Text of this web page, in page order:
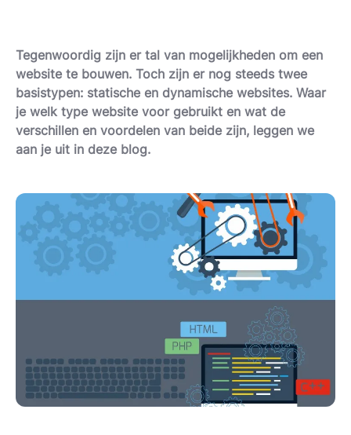
Tegenwoordig zijn er tal van mogelijkheden om een
website te bouwen. Toch zijn er nog steeds twee
basistypen: statische en dynamische websites. Waar
je welk type website voor gebruikt en wat de
verschillen en voordelen van beide zijn, leggen we
aan je uit in deze blog.